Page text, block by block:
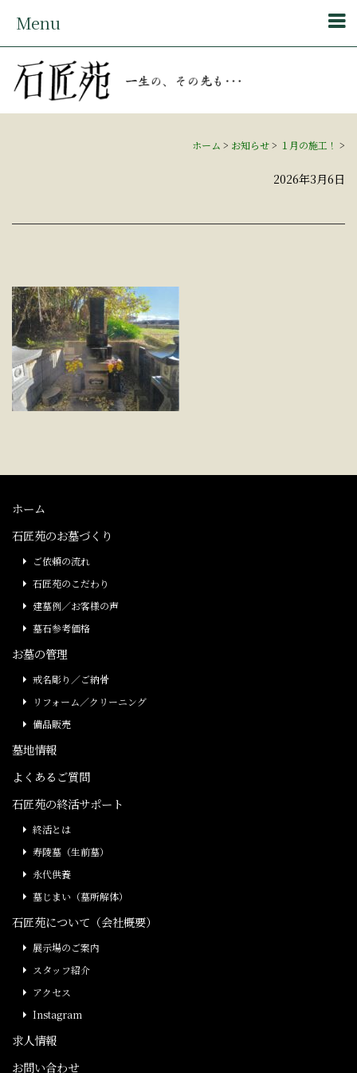
Menu
ホーム > お知らせ> １月の施工！ >
2026年3月6日
ホーム
石匠苑のお墓づくり
ご依頼の流れ
石匠苑のこだわり
建墓例／お客様の声
墓石参考価格
お墓の管理
戒名彫り／ご納骨
リフォーム／クリーニング
備品販売
墓地情報
よくあるご質問
石匠苑の終活サポート
終活とは
寿陵墓（生前墓）
永代供養
墓じまい（墓所解体）
石匠苑について（会社概要）
展示場のご案内
スタッフ紹介
アクセス
Instagram
求人情報
お問い合わせ